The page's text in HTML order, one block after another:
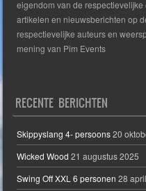
eigendom van de
artikelen en nieuwsberichten op
respectievelijke auteurs en
mening van Pim Events
RECENTE BERICHTEN
Skippyslang 4- persoons 20
Wicked Wood 21 augustus 2025
Swing Off XXL 6 personen 28